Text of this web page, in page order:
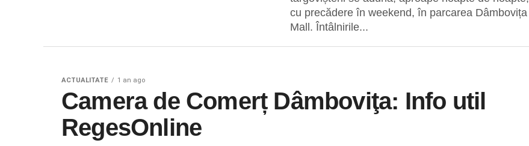
cu precădere în weekend, în parcarea Dâmbovița
Mall. Întâlnirile...
ACTUALITATE 1 an ago
Camera de Comerț Dâmboviţa: Info util
RegesOnline